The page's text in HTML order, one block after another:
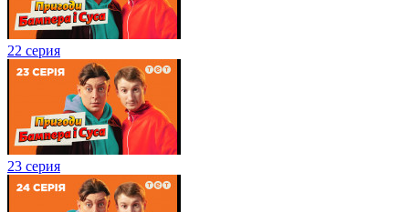
22 серия
23 серия